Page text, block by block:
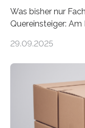
Was bisher nur
Quereinsteiger:
Mensch-Maschine-
Die zugrunde
anderen
umzurüsten ist ein
Maschine faltet in
Landkarten und
29.09.2025